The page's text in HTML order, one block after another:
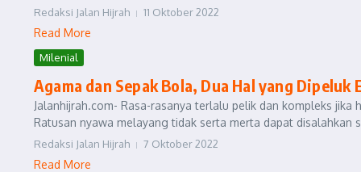
Redaksi Jalan Hijrah 11 Oktober 2022
Read More
Milenial
Agama dan Sepak Bola, Dua Hal yang Dipeluk
Jalanhijrah.com- Rasa-rasanya terlalu pelik dan kompleks
Ratusan nyawa melayang tidak serta merta dapat disalahkan
Redaksi Jalan Hijrah 7 Oktober 2022
Read More